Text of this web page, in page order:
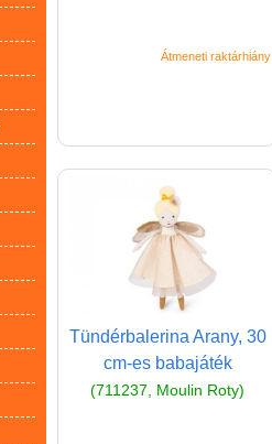
Átmeneti raktárhiány
Tündérbalerina Arany, 30
cm-es babajáték
(711237, Moulin Roty)